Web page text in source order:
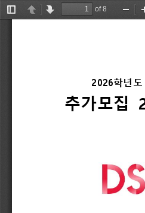
TogglePreviousNext
of 8
Zoom
2026 학년도
추가모집